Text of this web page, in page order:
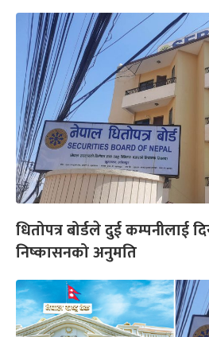
धितोपत्र बोर्डले दुई कम्पनीलाई
निष्कासनको अनुमति